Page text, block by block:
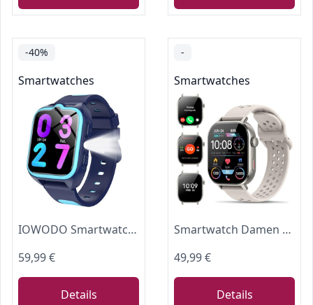
-40%
Smartwatches
IOWODO Smartwatch Kinder mit GPS, SOS-Taste, 4G-Anruf, Schulmodus, IP68 Wasserdicht, Kinderuhr mit Sprachchat, Schrittzähler, Taschenlampe, Geschenk für Jungen und Mädchen
59,99 €
Details
-
Smartwatches
Smartwatch Damen Herren, 2.06''AMOLED-Display Fitnessuhr mit Telefonfunktion, 178+ Sportmodi Schrittzähler Uhr Kompass SOS Herzfrequenz Schlafmonitor 5ATM Wasserdichte, Fitness Tracker für iOS Android
49,99 €
Details